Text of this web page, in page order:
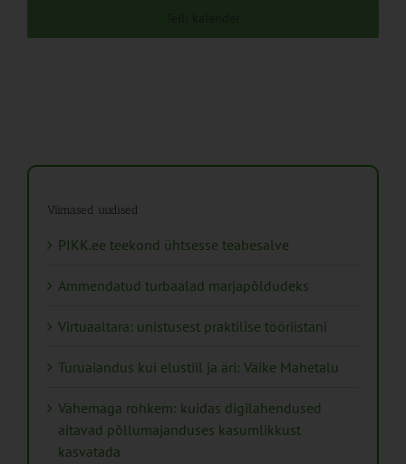
Viimased uudised
PIKK.ee teekond ühtsesse teabesalve
Ammendatud turbaalad marjapõldudeks
Virtuaaltara: unistusest praktilise tööriistani
Turuaiandus kui elustiil ja äri: Väike Mahetalu
Vähemaga rohkem: kuidas digilahendused
aitavad põllumajanduses kasumlikkust
kasvatada